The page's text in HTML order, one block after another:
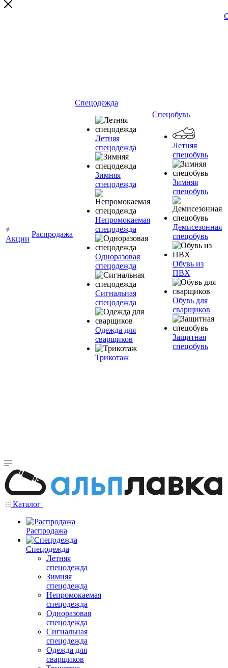
Акции
Распродажа
Спецодежда
Летняя
спецодежда
Зимняя
спецодежда
Непромокаемая
спецодежда
Одноразовая
спецодежда
Сигнальная
спецодежда
Одежда для
сварщиков
Трикотаж
Спецобувь
Летняя
спецобувь
Зимняя
спецобувь
Демисезонная
спецобувь
Обувь из
ПВХ
Обувь для
сварщиков
Защитная
спецобувь
Каталог
Распродажа
Спецодежда
Летняя
спецодежда
Зимняя
спецодежда
Непромокаемая
спецодежда
Одноразовая
спецодежда
Сигнальная
спецодежда
Одежда для
сварщиков